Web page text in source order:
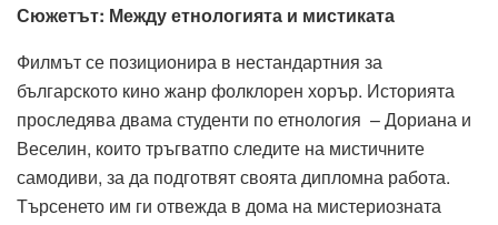
Сюжетът: Междуетнологията и мистиката
Филмътсе позиционира в нестандартния за
българското киножанрфолклорен хорър. Историята
проследявадвамастуденти поетнология –Дориана и
Веселин, коитотръгватпоследите на мистичните
самодиви, зада подготвятсвоятадипломна работа.
Търсенето им ги отвежда в дома на мистериозната